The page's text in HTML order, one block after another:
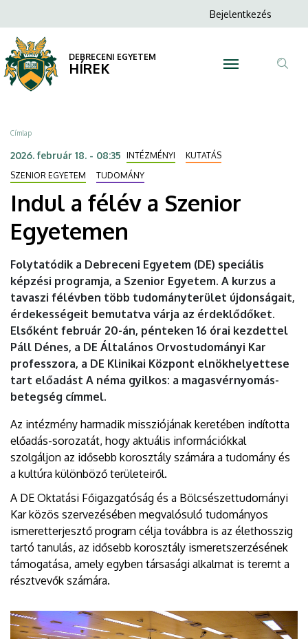
félév
Szenior
Egyetemen
DEBRECENI
EGYETEM
a
tartalomra
Anonim
menüje
Bejelentkezés
DEBRECENI EGYETEM
HÍREK
Morzsa
Címlap
2026. február 18. - 08:35 INTÉZMÉNYI
KUTATÁS
SZENIOR EGYETEM
TUDOMÁNY
Indul a félév a Szenior
Egyetemen
Folytatódik a Debreceni Egyetem (DE) speciális
képzési programja, a Szenior Egyetem. A kurzus a
tavaszi félévben több tudományterület újdonságait,
érdekességeit bemutatva várja az érdeklődőket.
Elsőként február 20-án, pénteken 16 órai kezdettel
Páll Dénes, a DE Általános Orvostudományi Kar
professzora, a DE Klinikai Központ elnökhelyettese
tart előadást A néma gyilkos: a magasvérnyomás-
betegség címmel.
Az intézmény harmadik missziójának keretében indította
előadás-sorozatát, hogy aktuális információkkal
szolgáljon az idősebb korosztály számára a tudomány és
a kultúra különböző területeiről.
A DE Oktatási Főigazgatóság és a Bölcsészettudományi
Kar közös szervezésében megvalósuló tudományos
ismeretterjesztő program célja továbbra is az élethosszig
tartó tanulás, az idősebb korosztály ismeretszerzésének
támogatása, amely egyben társasági alkalmat is teremt a
résztvevők számára.